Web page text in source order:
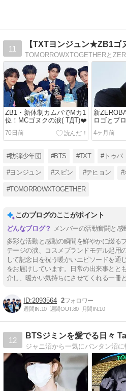
11
【TXTヨンジュン★ZB1ゴ
ZB1・新体制カムバでMカ1
位！MCゴヌクの涙( TДT)❤️
70日前
新
ロゴとプ
4ヶ月前
#防弾少年団 #BTS #TXT #トゥバ
#ヨンジュン #スビン #テヒョン #
#TOMORROWXTOGETHER
このブログのここがポイント
メンバーの活動奮闘と感
多彩な活動と感動の瞬間を鮮やかに綴る
テージの涙、コスメブランドモデル起用
して記念日を祝う暖かいエピソードを通
をお届けしています。日常の出来事とと
介し、暖かい気持ちにさせてくれる一冊
2093564 2
週間IN:10 週間OUT:80 月間IN:10
12
BTSジミンを愛でる日々